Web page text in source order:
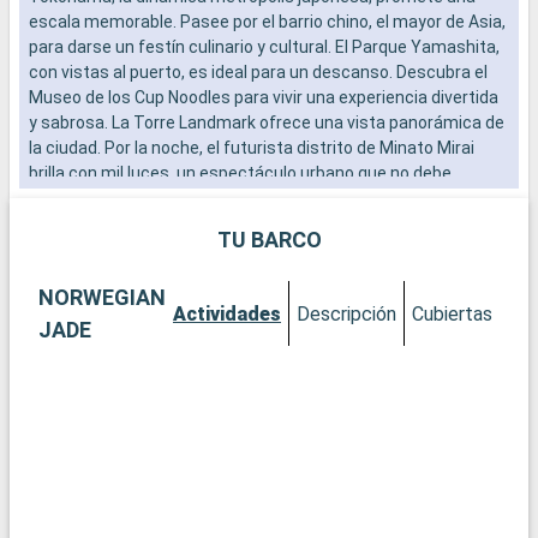
escala memorable. Pasee por el barrio chino, el mayor de Asia,
para darse un festín culinario y cultural. El Parque Yamashita,
con vistas al puerto, es ideal para un descanso. Descubra el
Museo de los Cup Noodles para vivir una experiencia divertida
y sabrosa. La Torre Landmark ofrece una vista panorámica de
la ciudad. Por la noche, el futurista distrito de Minato Mirai
brilla con mil luces, un espectáculo urbano que no debe
TU BARCO
NORWEGIAN
JADE
Actividades Descripción Cubiertas